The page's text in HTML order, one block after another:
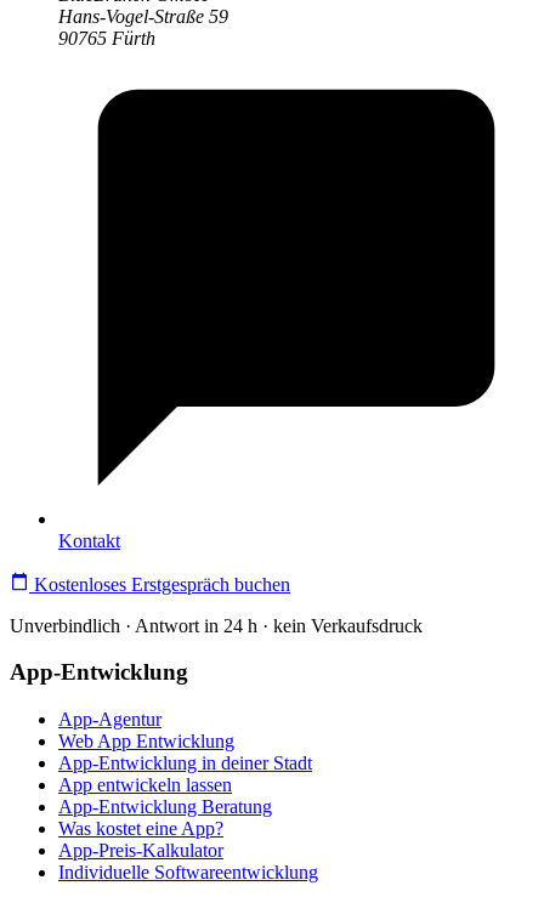
Hans-Vogel-Straße 59
90765 Fürth
Kontakt
Kostenloses Erstgespräch buchen
Unverbindlich · Antwort in 24 h · kein Verkaufsdruck
App-Entwicklung
App-Agentur
Web App Entwicklung
App-Entwicklung in deiner Stadt
App entwickeln lassen
App-Entwicklung Beratung
Was kostet eine App?
App-Preis-Kalkulator
Individuelle Softwareentwicklung